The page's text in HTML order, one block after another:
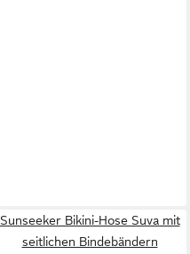
Sunseeker Bikini-Hose Suva mit
seitlichen Bindebändern